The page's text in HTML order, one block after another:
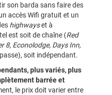
son barda sans faire des
accès Wifi gratuit et un
highwayset à
est soit de chaîne (Red
8, Econolodge, Days Inn,
passe), soit indépendant.
plus variés, plus
barrée et
le prix doit varier entre